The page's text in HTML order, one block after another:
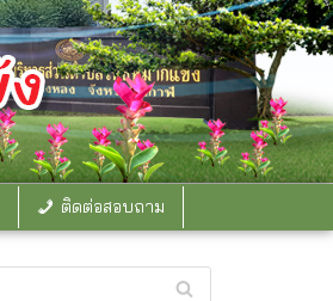
ติดต่อสอบถาม